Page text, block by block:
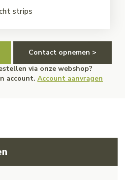
strips
Contact opnemen >
via onze webshop?
account. Account aanvragen